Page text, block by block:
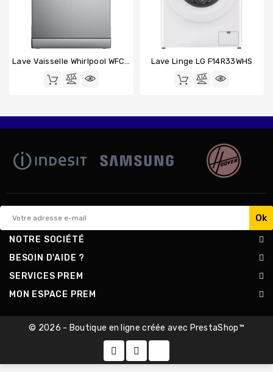
Lave Vaisselle Whirlpool WFC3C42PX Lave Linge LG F14R33WHS
NOTRE SOCIÉTÉ
BESOIN D'AIDE ?
SERVICES PREM
MON ESPACE PREM
© 2026 - Boutique en ligne créée avec PrestaShop™